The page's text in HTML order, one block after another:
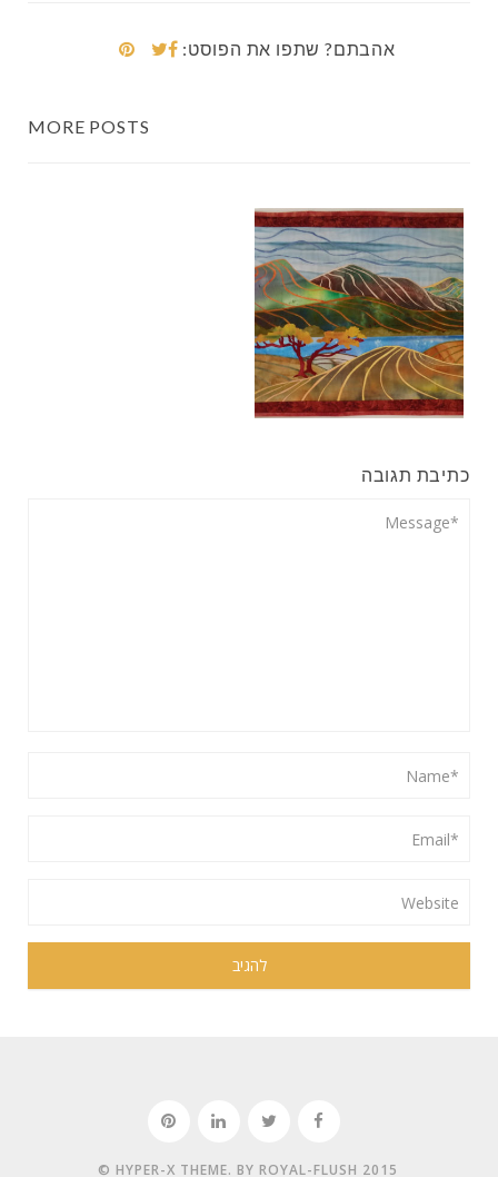
אהבתם? שתפו את הפוסט:
MORE POSTS
כתיבת תגובה
HYPER-X THEME. BY ROYAL-FLUSH 2015 ©